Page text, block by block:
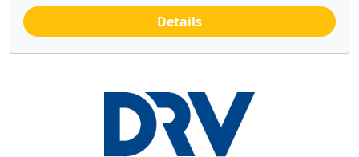
Details